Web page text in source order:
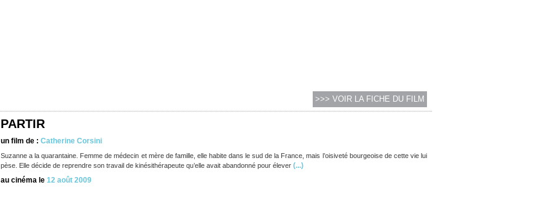
>>> VOIR LA FICHE DU FILM
PARTIR
un film de : Catherine Corsini
Suzanne a la quarantaine. Femme de médecin et mère de famille, elle habite dans le sud de la France, mais l’oisiveté bourgeoise de cette vie lui
pèse. Elle décide de reprendre son travail de kinésithérapeute qu’elle avait abandonné pour élever(...)
au cinéma le 12 août 2009